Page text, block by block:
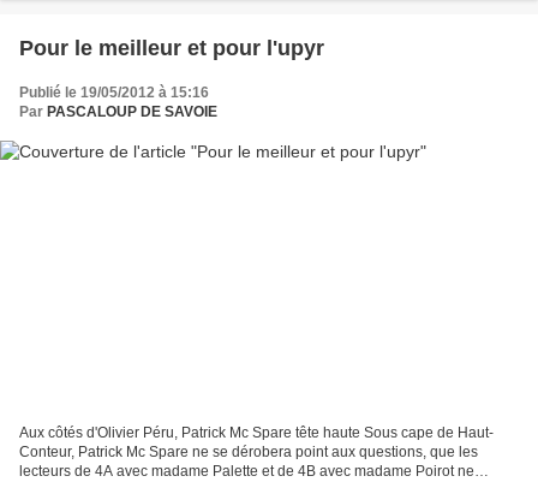
Pour le meilleur et pour l'upyr
Publié le 19/05/2012 à 15:16
Par PASCALOUP DE SAVOIE
Aux côtés d'Olivier Péru, Patrick Mc Spare tête haute Sous cape de Haut-
Conteur, Patrick Mc Spare ne se dérobera point aux questions, que les
lecteurs de 4A avec madame Palette et de 4B avec madame Poirot ne